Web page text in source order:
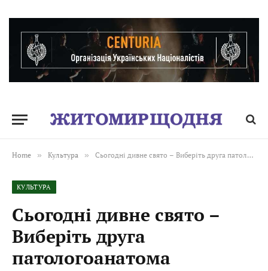
Home » Культура » Сьогодні дивне свято – Виберіть друга патологоанатома
КУЛЬТУРА
Сьогодні дивне свято –
Виберіть друга
патологоанатома